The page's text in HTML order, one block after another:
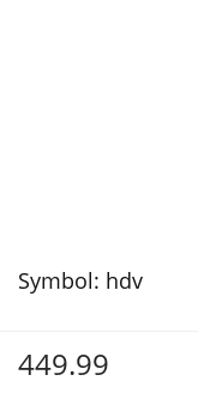
Symbol: hdv
449.99